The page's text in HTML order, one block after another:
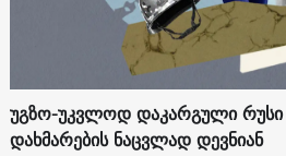
უგზო-უკვლოდ დაკარგული რუსი
დახმარების ნაცვლად დევნიან